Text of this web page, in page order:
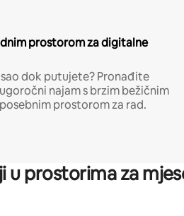
prostorom za digitalne
dok putujete? Pronađite
najam s brzim bežičnim
prostorom za rad.
u prostorima za